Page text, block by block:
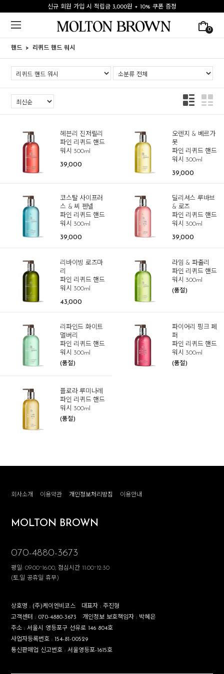
신규 회원 가입 시 적립금 3,000원 + 10% 쿠폰 증정
0
핸드 리퀴드 핸드 워시
헤븐리 진저릴리
파인 리퀴드 핸드
워시 300ml
39,000
오렌지 & 베르가
못
파인 리퀴드 핸드
워시 300ml
39,000
코스탈 사이프러
스 & 씨 펜넬
파인 리퀴드 핸드
워시 300ml
39,000
딜리셔스 루바브
& 로즈
파인 리퀴드 핸드
워시 300ml
39,000
리바이빙 로즈마
리
파인 리퀴드 핸드
워시 300ml
43,000
라임 & 파출리
파인 리퀴드 핸드
워시 300ml
(품절)
리파인드 화이트
멀버리
파인 리퀴드 핸드
워시 300ml
(품절)
파이어리 핑크 페
퍼
파인 리퀴드 핸드
워시 300ml
(품절)
플로라 루미나레
파인 리퀴드 핸드
워시 300ml
(품절)
회사소개 이용약관 개인정보처리방침 이용안내
MOLTON BROWN
070-4880-3673
평일: 09:00~16:00, 점심시간 11:00~12:30
(토,일 공휴일 휴무)
상호명 :(주)케이엔비코스 대표자 :주진형
고객센터 : 070-4880-3673 개인정보 보호책임자 : 박혜은
주소 :서울시 영등포구 선유로 146 804호
사업자등록번호 : 154-81-00529
통신판매업 신고번호 :서울영등포-1615호